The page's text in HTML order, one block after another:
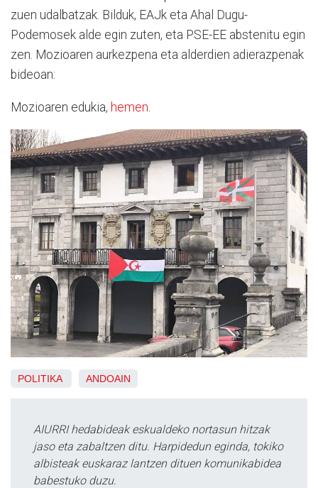
zuen udalbatzak. Bilduk, EAJk eta Ahal Dugu-
Podemosek alde egin zuten, eta PSE-EE abstenitu egin
zen. Mozioaren aurkezpena eta alderdien adierazpenak
bideoan:
Mozioaren edukia, hemen
POLITIKA ANDOAIN
AIURRI hedabideak eskualdeko nortasun hitzak
jaso eta zabaltzen ditu. Harpidedun eginda, tokiko
albisteak euskaraz lantzen dituen komunikabidea
babestuko duzu.